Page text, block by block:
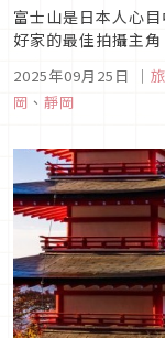
富士山是日本人心
好家的最佳拍攝主
個「富士山x紅葉」
初、中、高三個等
2025年09月25日 ｜
岡 、 靜岡